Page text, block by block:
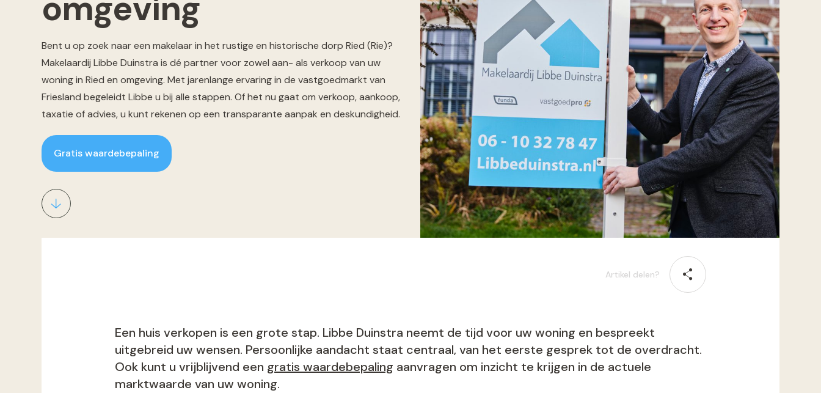
Bent u op zoek naar een makelaar in het rustige en historische dorp Ried (Rie)?
Makelaardij Libbe Duinstra is dé partner voor zowel aan- als verkoop van uw
woning in Ried en omgeving. Met jarenlange ervaring in de vastgoedmarkt van
Friesland begeleidt Libbe u bij alle stappen. Of het nu gaat om verkoop, aankoop,
taxatie of advies, u kunt rekenen op een transparante aanpak en deskundigheid.
Gratis waardebepaling
Artikel delen?
Een huis verkopen is een grote stap. Libbe Duinstra neemt de tijd voor uw woning en bespreekt
uitgebreid uw wensen. Persoonlijke aandacht staat centraal, van het eerste gesprek tot de overdracht.
Ook kunt u vrijblijvend een gratis waardebepaling aanvragen om inzicht te krijgen in de actuele
marktwaarde van uw woning.